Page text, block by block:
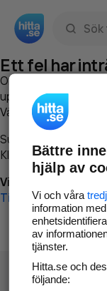
Ett fel har
Om du vill kan du
uppstod så att vi
Vänligen försök med
Surfa till
Klicka påTillbaka-
Vi beklagar
Till startsidan
Bättre
hjälp av
Vi och våra
information
av
tjänster.
Hitta.se och
följande: